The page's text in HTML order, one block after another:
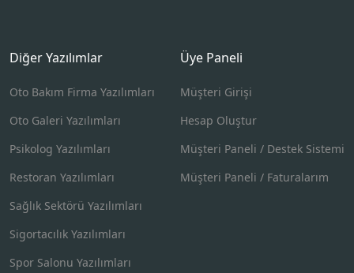
Diğer Yazılımlar
Oto Bakım Firma Yazılımları
Oto Galeri Yazılımları
Psikolog Yazılımları
Restoran Yazılımları
Sağlık Sektörü Yazılımları
Sigortacılık Yazılımları
Spor Salonu Yazılımları
Üye Paneli
Müşteri Girişi
Hesap Oluştur
Müşteri Paneli / Destek Sistemi
Müşteri Paneli / Faturalarım